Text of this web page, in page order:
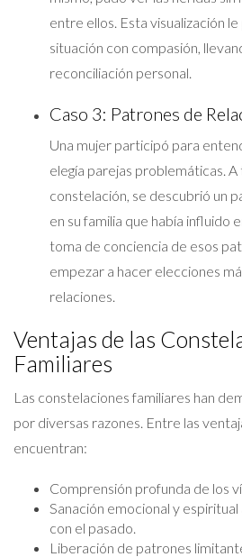
entre ellos. Esta visualización
situación con compasión,
reconciliación personal.
Caso 3: Patrones de
Una mujer participó para
elegía parejas problemáticas. A
constelación, se descubrió un
en su familia que había influido
toma de conciencia de esos
empezar a hacer elecciones
relaciones.
Ventajas de las
Familiares
Las constelaciones familiares han
por diversas razones. Entre las
encuentran:
Comprensión profunda de los
Sanación emocional y
con el pasado.
Liberación de patrones